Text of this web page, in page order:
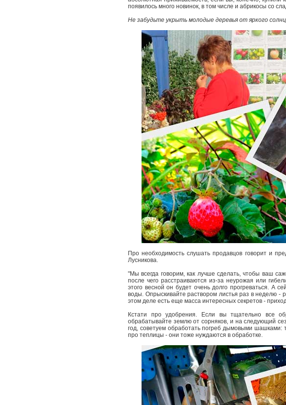
появилось много новинок, в том числе и абрикосы со
Не забудьте укрыть молодые деревья от яркого
Про необходимость слушать продавцов говорит и
Лусникова.
"Мы всегда говорим, как лучше сделать, чтобы ваш
после чего расстраиваются из-за неурожая или
этого весной он будет очень долго прогреваться. А
воды. Опрыскивайте раствором листья раз в неделю -
этом деле есть еще масса интересных секретов -
Кстати про удобрения. Если вы тщательно все
обрабатывайте землю от сорняков, и на следующий
год, советуем обработать погреб дымовыми шашками:
про теплицы - они тоже нуждаются в обработке.